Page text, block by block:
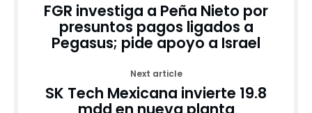
FGR investiga a Peña Nieto por
presuntos pagos ligados a
Pegasus; pide apoyo a Israel
Next article
SK Tech Mexicana invierte 19.8